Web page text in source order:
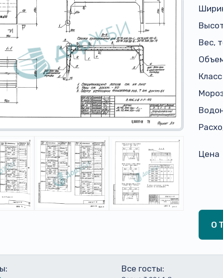
Вес,
Цена
Все госты: